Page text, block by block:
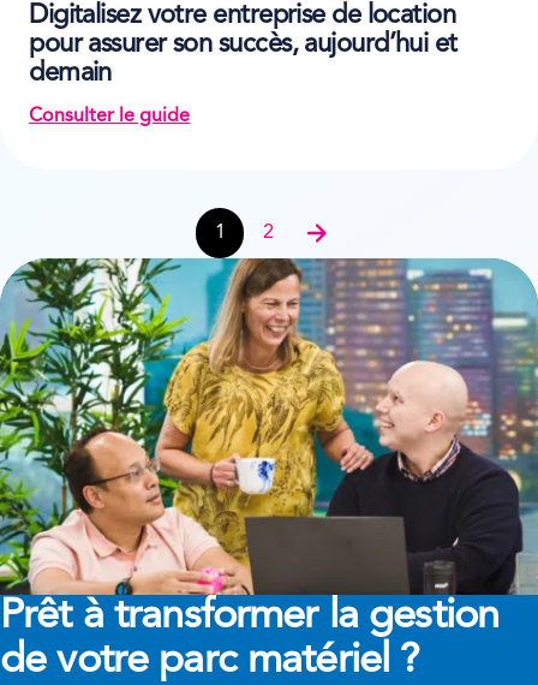
Digitalisez votre entreprise de location
pour assurer son succès, aujourd’hui et
demain
Consulter le guide
on Digitalisez votre entreprise de location pour
Guides navigation
1 2
Suivant
Prêt à transformer la gestion
de votre parc matériel ?